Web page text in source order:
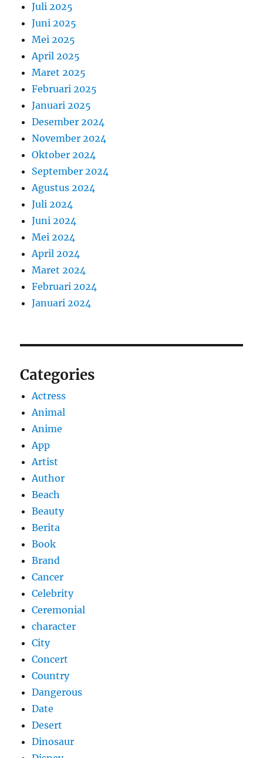
Juli 2025
Juni 2025
Mei 2025
April 2025
Maret 2025
Februari 2025
Januari 2025
Desember 2024
November 2024
Oktober 2024
September 2024
Agustus 2024
Juli 2024
Juni 2024
Mei 2024
April 2024
Maret 2024
Februari 2024
Januari 2024
Categories
Actress
Animal
Anime
App
Artist
Author
Beach
Beauty
Berita
Book
Brand
Cancer
Celebrity
Ceremonial
character
City
Concert
Country
Dangerous
Date
Desert
Dinosaur